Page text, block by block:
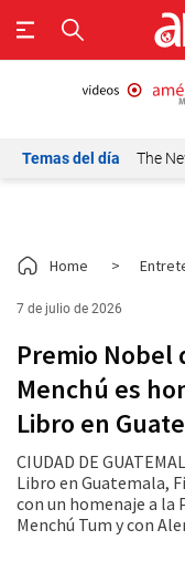
Temas del día The
Home >
7 de julio de 2026
Premio Nobel
Menchú es
Libro en
CIUDAD DE
Libro en Guatemala,
con un homenaje a la
Menchú Tum y con